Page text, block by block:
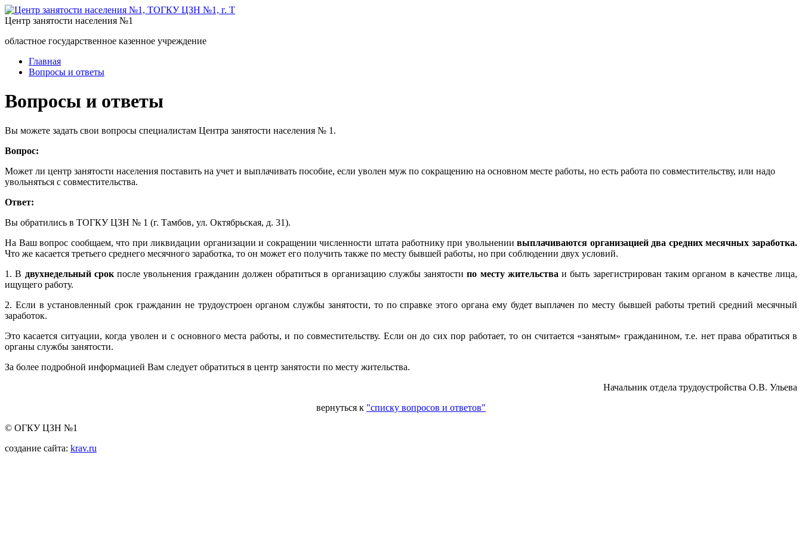
Центр занятости населения №1
областное государственное казенное учреждение
Главная
Вопросы и ответы
Вопросы и ответы
Вы можете задать свои вопросы специалистам Центра занятости населения № 1.
Вопрос:
Может ли центр занятости населения поставить на учет и выплачивать пособие, если уволен муж по сокращению на основном месте работы, но есть работа по совместительству, или надо
увольняться с совместительства.
Ответ:
Вы обратились в ТОГКУ ЦЗН № 1 (г. Тамбов, ул. Октябрьская, д. 31).
На Ваш вопрос сообщаем, что при ликвидации организации и сокращении численности штата работнику при увольнениивыплачиваются организацией два средних месячных заработка.
Что же касается третьего среднего месячного заработка, то он может его получить также по месту бывшей работы, но при соблюдении двух условий.
1. В двухнедельный срокпосле увольнения гражданин должен обратиться в организацию службы занятостипо месту жительства и быть зарегистрирован таким органом в качестве лица,
ищущего работу.
2. Если в установленный срок гражданин не трудоустроен органом службы занятости, то по справке этого органа ему будет выплачен по месту бывшей работы третий средний месячный
заработок.
Это касается ситуации, когда уволен и с основного места работы, и по совместительству. Если он до сих пор работает, то он считается «занятым» гражданином, т.е. нет права обратиться в
органы службы занятости.
За более подробной информацией Вам следует обратиться в центр занятости по месту жительства.
Начальник отдела трудоустройства О.В. Ульева
вернуться к "списку вопросов и ответов"
© ОГКУ ЦЗН №1
создание сайта: krav.ru